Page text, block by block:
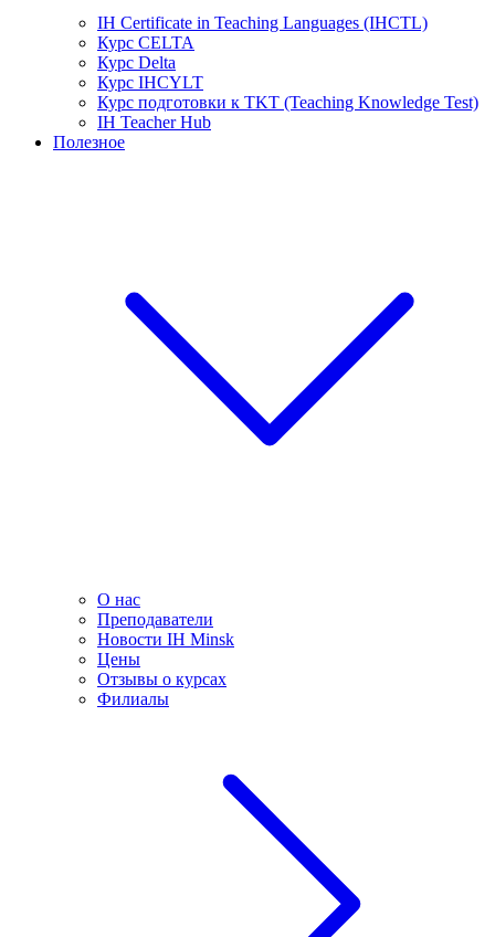
IH Certificate in Teaching Languages (IHCTL)
Курс CELTA
Курс Delta
Курс IHCYLT
Курс подготовки к TKT (Teaching Knowledge Test)
IH Teacher Hub
Полезное
О нас
Преподаватели
Новости IH Minsk
Цены
Отзывы о курсах
Филиалы